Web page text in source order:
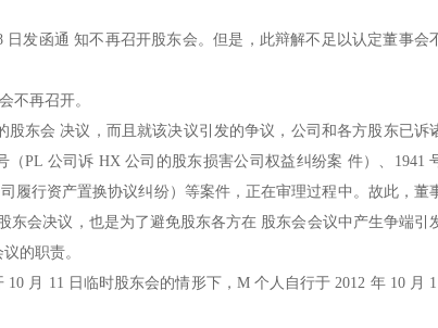
发函通 知不再召开股东会。但是，此辩解不足以认定董事会
不再召开。
东会 决议，而且就该决议引发的争议，公司和各方股东已诉
PL 公司诉 HX 公司的股东损害公司权益纠纷案 件）、1941
履行资产置换协议纠纷）等案件，正在审理过程中。故此，董
会决议，也是为了避免股东各方在 股东会会议中产生争端引
的职责。
月 11 日临时股东会的情形下，M 个人自行于 2012 年 10 月